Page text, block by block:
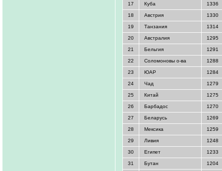
17 Куба 1336
18 Австрия 1330
19 Танзания 1314
20 Австралия 1295
21 Бельгия 1291
22 Соломоновы о-ва 1288
23 ЮАР 1284
24 Чад 1279
25 Китай 1275
26 Барбадос 1270
27 Беларусь 1269
28 Мексика 1259
29 Ливия 1248
30 Египет 1233
31 Бутан 1204